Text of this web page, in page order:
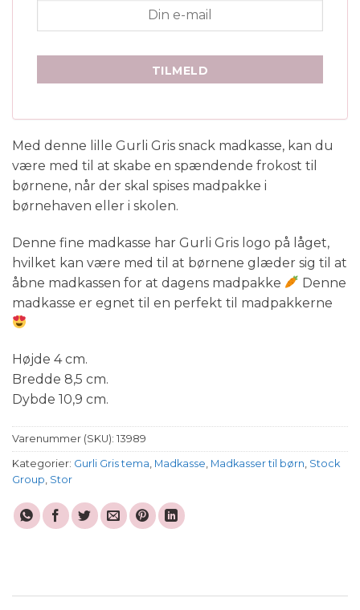
TILMELD
Med denne lille Gurli Gris snack madkasse, kan du
være med til at skabe en spændende frokost til
børnene, når der skal spises madpakke i
børnehaven eller i skolen.
Denne fine madkasse har Gurli Gris logo på låget,
hvilket kan være med til at børnene glæder sig til at
åbne madkassen for at dagens madpakke
Denne
madkasse er egnet til en perfekt til madpakkerne
Højde 4 cm.
Bredde 8,5 cm.
Dybde 10,9 cm.
Varenummer (SKU): 13989
Kategorier: Gurli Gris tema, Madkasse, Madkasser til børn, Stock
Group, Stor